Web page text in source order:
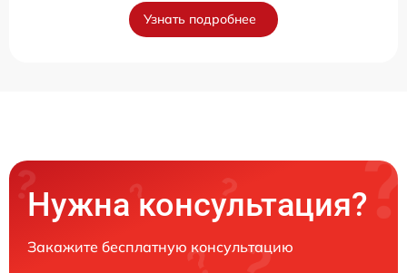
Узнать подробнее
Нужна консультация?
Закажите бесплатную консультацию